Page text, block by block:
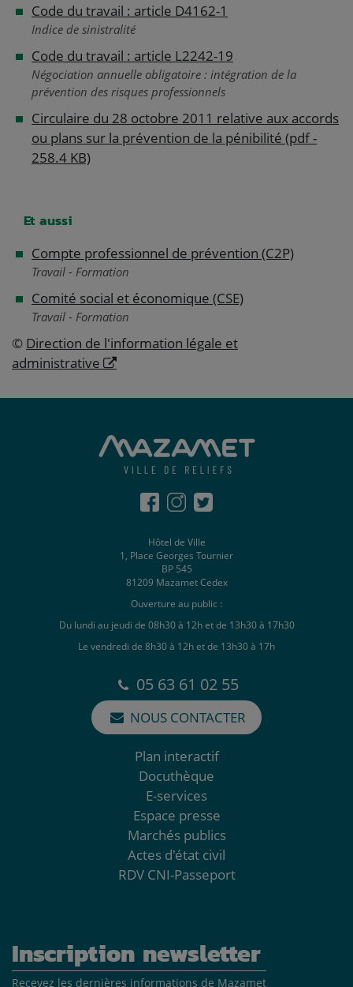
Code du travail : article D4162-1
Indice de sinistralité
Code du travail : article L2242-19
Négociation annuelle obligatoire : intégration de la
prévention des risques professionnels
Circulaire du 28 octobre 2011 relative aux accords
ou plans sur la prévention de la pénibilité (pdf -
258.4 KB)
Et aussi
Compte professionnel de prévention (C2P)
Travail - Formation
Comité social et économique (CSE)
Travail - Formation
© Direction de l'information légale et
administrative
Hôtel de Ville
1, Place Georges Tournier
BP 545
81209 Mazamet Cedex
Ouverture au public :
Du lundi au jeudi de 08h30 à 12h et de 13h30 à 17h30
Le vendredi de 8h30 à 12h et de 13h30 à 17h
05 63 61 02 55
NOUS CONTACTER
Plan interactif
Docuthèque
E-services
Espace presse
Marchés publics
Actes d'état civil
RDV CNI-Passeport
Inscription newsletter
Recevez les dernières informations de Mazamet